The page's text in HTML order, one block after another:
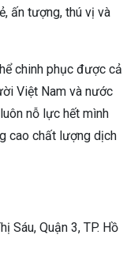
ấn tượng, thú vị và
chinh phục được cả
Việt Nam và nước
nỗ lực hết mình
cao chất lượng dịch
Sáu, Quận 3, TP. Hồ